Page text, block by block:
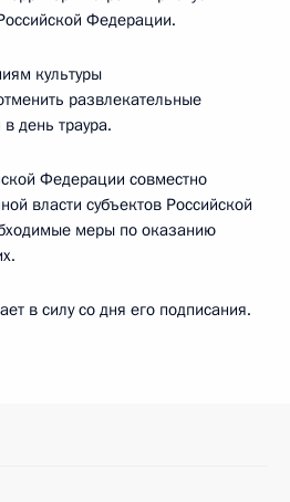
Федерации.
культуры
развлекательные
день траура.
Федерации совместно
власти субъектов Российской
меры по оказанию
в силу со дня его подписания.